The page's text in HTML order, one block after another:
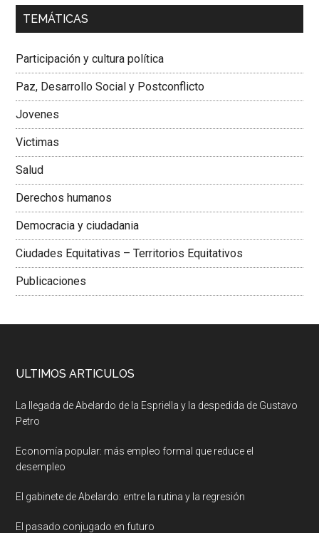
00:00 01:04
Dra. Carolina Corcho Mejía,Presidenta Corporación
Colombiana
TEMÁTICAS
Participación y cultura política
Paz, Desarrollo Social y Postconflicto
Jovenes
Victimas
Salud
Derechos humanos
Democracia y ciudadania
Ciudades Equitativas – Territorios Equitativos
Publicaciones
ULTIMOS ARTICULOS
La llegada de Abelardo de la Espriella y la despedida de Gustavo
Petro
Economía popular: más empleo formal que reduce el
desempleo
El gabinete de Abelardo: entre la rutina y la regresión
El pasado conjugado en futuro